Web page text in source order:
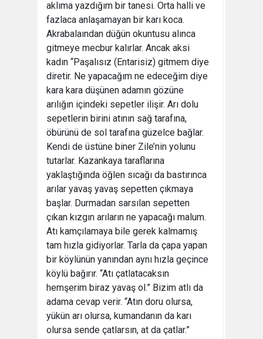
aklıma yazdığım bir tanesi. Orta halli ve
fazlaca anlaşamayan bir karı koca.
Akrabalaından düğün okuntusu alınca
gitmeye mecbur kalırlar. Ancak aksi
kadın “Paşalısız (Entarisiz) gitmem diye
diretir. Ne yapacağım ne edeceğim diye
kara kara düşünen adamın gözüne
arılığın içindeki sepetler ilişir. Arı dolu
sepetlerin birini atının sağ tarafına,
öbürünü de sol tarafına güzelce bağlar.
Kendi de üstüne biner Zile’nin yolunu
tutarlar. Kazankaya taraflarına
yaklaştığında öğlen sıcağı da bastırınca
arılar yavaş yavaş sepetten çıkmaya
başlar. Durmadan sarsılan sepetten
çıkan kızgın arıların ne yapacağı malum.
Atı kamçılamaya bile gerek kalmamış
tam hızla gidiyorlar. Tarla da çapa yapan
bir köylünün yanından aynı hızla geçince
köylü bağırır. “Atı çatlatacaksın
hemşerim biraz yavaş ol.” Bizim atlı da
adama cevap verir. “Atın doru olursa,
yükün arı olursa, kumandanın da karı
olursa sende çatlarsın, at da çatlar.”